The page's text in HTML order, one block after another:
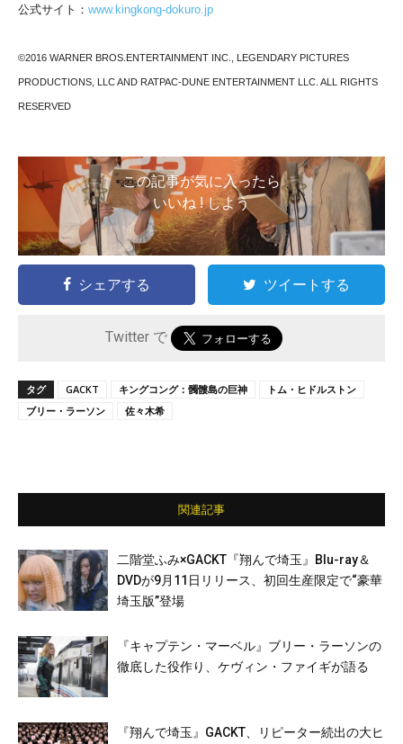
公式サイト： www.kingkong-dokuro.jp
©2016 WARNER BROS.ENTERTAINMENT INC., LEGENDARY PICTURES
PRODUCTIONS, LLC AND RATPAC-DUNE ENTERTAINMENT LLC. ALL RIGHTS
RESERVED
この記事が気に入ったら
いいね ! しよう
シェアする ツイートする
Twitter で
タグ GACKT キングコング：髑髏島の巨神
トム・ヒドルストン
ブリー・ラーソン
佐々木希
関連記事
二階堂ふみ×GACKT『翔んで埼玉』Blu-ray＆
DVDが9月11日リリース、初回生産限定で“豪華
埼玉版”登場
『キャプテン・マーベル』ブリー・ラーソンの
徹底した役作り、ケヴィン・ファイギが語る
『翔んで埼玉』GACKT、リピーター続出の大ヒ